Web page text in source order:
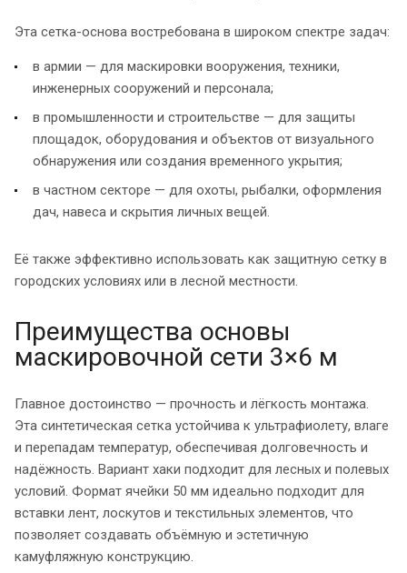
Эта сетка-основа востребована в широком спектре задач:
в армии — для маскировки вооружения, техники,
инженерных сооружений и персонала;
в промышленности и строительстве — для защиты
площадок, оборудования и объектов от визуального
обнаружения или создания временного укрытия;
в частном секторе — для охоты, рыбалки, оформления
дач, навеса и скрытия личных вещей.
Её также эффективно использовать как защитную сетку в
городских условиях или в лесной местности.
Преимущества основы
маскировочной сети 3×6 м
Главное достоинство — прочность и лёгкость монтажа.
Эта синтетическая сетка устойчива к ультрафиолету, влаге
и перепадам температур, обеспечивая долговечность и
надёжность. Вариант хаки подходит для лесных и полевых
условий. Формат ячейки 50 мм идеально подходит для
вставки лент, лоскутов и текстильных элементов, что
позволяет создавать объёмную и эстетичную
камуфляжную конструкцию.